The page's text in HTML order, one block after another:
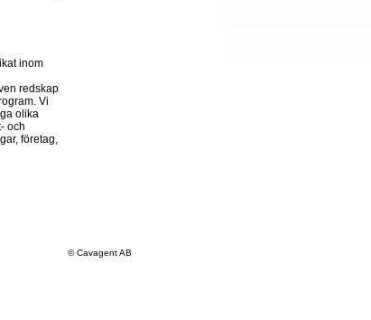
inom
redskap
Vi
olika
och
företag,
© Cavagent AB